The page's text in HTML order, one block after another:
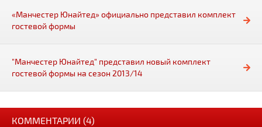
«Манчестер Юнайтед» официально представил комплект
гостевой формы
"Манчестер Юнайтед" представил новый комплект
гостевой формы на сезон 2013/14
КОММЕНТАРИИ (4)